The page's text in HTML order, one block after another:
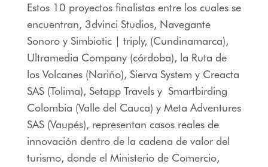
Estos 10 proyectos finalistas entre los cuales se
encuentran, 3dvinci Studios, Navegante
Sonoro y Simbiotic | triply, (Cundinamarca),
Ultramedia Company (córdoba), la Ruta de
los Volcanes (Nariño), Sierva System y Creacta
SAS (Tolima), Setapp Travels y Smartbirding
Colombia (Valle del Cauca) y Meta Adventures
SAS (Vaupés), representan casos reales de
innovación dentro de la cadena de valor del
turismo, donde el Ministerio de Comercio,